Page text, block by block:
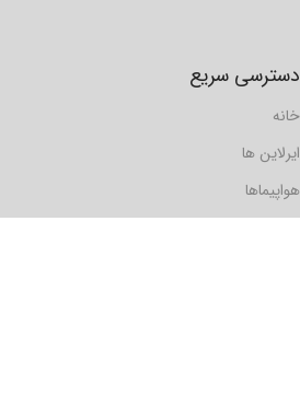
دسترسی سریع
خانه
ایرلاین ها
هواپیماها